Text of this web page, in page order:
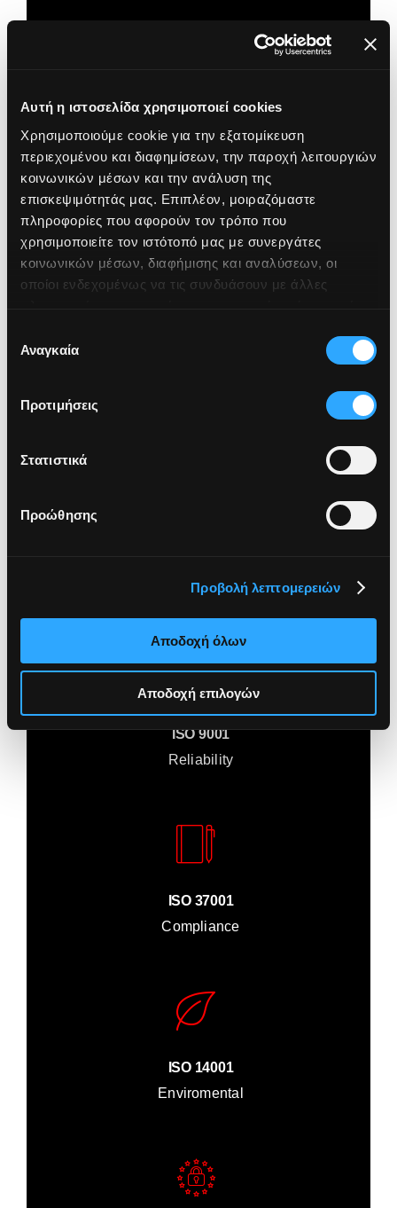
Αυτή η ιστοσελίδα χρησιμοποιεί cookies
Χρησιμοποιούμε cookie για την εξατομίκευση
περιεχομένου και διαφημίσεων, την παροχή λειτουργιών
κοινωνικών μέσων και την ανάλυση της
επισκεψιμότητάς μας. Επιπλέον, μοιραζόμαστε
πληροφορίες που αφορούν τον τρόπο που
χρησιμοποιείτε τον ιστότοπό μας με συνεργάτες
κοινωνικών μέσων, διαφήμισης και αναλύσεων, οι
οποίοι ενδεχομένως να τις συνδυάσουν με άλλες
των υπηρεσιών τους.
συγκατάθεσης
Αναγκαία
Προτιμήσεις
Στατιστικά
Προώθησης
Προβολή λεπτομερειών
Αποδοχή όλων
Αποδοχή επιλογών
Ανθρώπινο Δυναμικό
σε ένα ασφαλές, αξιοκρατικό και συνεργατικό
ΣΥΜΜΟΡΦΩΣΗ & ΑΣΦΑΛΕΙΑ
Υψηλά πρότυπα σε ασφάλεια και
κανονιστική συμμόρφωση
Εφαρμόζουμε δομημένες πολιτικές και διαδικασίες
για τη διαχείριση κινδύνων, την προστασία
δεδομένων και τη διασφάλιση της επιχειρησιακής
Cybersecurity
ISO 9001
Reliability
ISO 37001
Compliance
ISO 14001
Enviromental